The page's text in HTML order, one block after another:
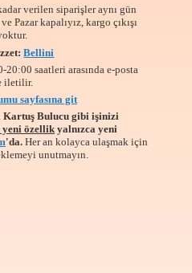
verilen siparişler aynı gün
Pazar kapalıyız, kargo çıkışı
Bellini
saatleri arasında e-posta
iletilir.
sayfasına git
Kartuş Bulucu gibi işinizi
özellikyalnızca yeni
'da. Her an kolayca ulaşmak için
unutmayın.